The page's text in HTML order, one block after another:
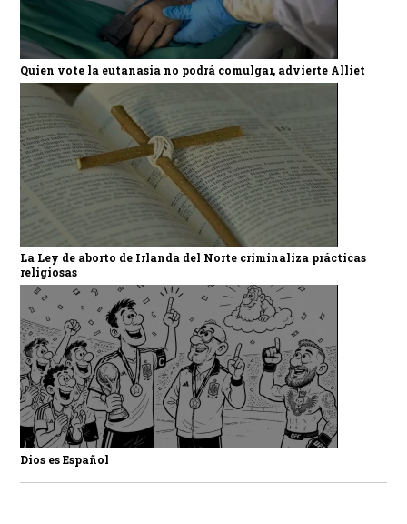
Quien vote la eutanasia no podrá comulgar, advierte Alliet
La Ley de aborto de Irlanda del Norte criminaliza prácticas
religiosas
Dios es Español